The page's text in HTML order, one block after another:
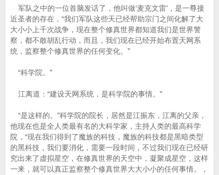
军队之中的一位首脑发话了，他叫做‘麦克文雷’，是一尊接
近圣者的存在，“我们军队这些天已经帮助宗门之间化解了大
大小小上千次战争，现在整个修真世界都知道我们是世界警
察，都不敢胡乱行动，而且，我们现在已经开始布置天网系
统，监察整个修真世界的任何变化。”
“科学院。”
江离道：“建设天网系统，是科学院的事情。”
“是这样的。”科学院的院长，居然是江振东，江离的父亲，
他现在也是全人类最有名的大科学家，主持人类的最高科学
院，“现在我们得到了魔族的科技，魔族的科技都是黑暗类型
的黑科技，我们要消化，需要一段时间，不过我们现在已经研
究出来了虚拟星空，在修真世界的天空中，凝聚成星空，这样
一来，就可以真正监察整个修真世界大大小小的任何事情。，